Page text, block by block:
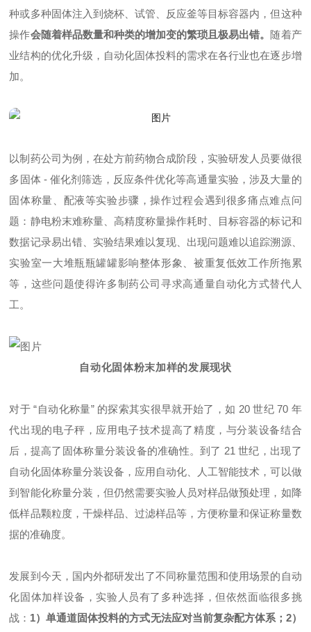
种或多种固体注入到烧杯、试管、反应釜等目标容器内，但这种
操作会随着样品数量和种类的增加变的繁琐且极易出错。 随着产
业结构的优化升级，自动化固体投料的需求在各行业也在逐步增
加。
以制药公司为例，在处方前药物合成阶段，实验研发人员要做很
多固体 - 催化剂筛选，反应条件优化等高通量实验，涉及大量的
固体称量、配液等实验步骤，操作过程会遇到很多痛点难点问
题：静电粉末难称量、高精度称量操作耗时、目标容器的标记和
数据记录易出错、实验结果难以复现、出现问题难以追踪溯源、
实验室一大堆瓶瓶罐罐影响整体形象、被重复低效工作所拖累
等，这些问题使得许多制药公司寻求高通量自动化方式替代人
工。
自动化固体粉末加样的发展现状
对于 “自动化称量” 的探索其实很早就开始了，如 20 世纪 70 年
代出现的电子秤，应用电子技术提高了精度，与分装设备结合
后，提高了固体称量分装设备的准确性。到了 21 世纪，出现了
自动化固体称量分装设备，应用自动化、人工智能技术，可以做
到智能化称量分装，但仍然需要实验人员对样品做预处理，如降
低样品颗粒度，干燥样品、过滤样品等，方便称量和保证称量数
据的准确度。
发展到今天，国内外都研发出了不同称量范围和使用场景的自动
化固体加样设备，实验人员有了多种选择，但依然面临很多挑
战： 1）单通道固体投料的方式无法应对当前复杂配方体系；2）